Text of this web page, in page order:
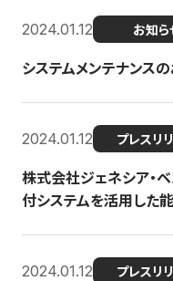
2024.01.12 お知ら
システムメンテナンス
2024.01.12 プレスリ
株式会社ジェネシア・
付システムを活用した
2024.01.12 プレスリ